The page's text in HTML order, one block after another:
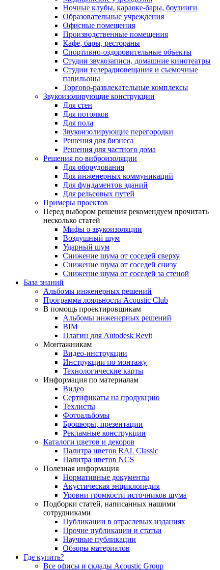
Ночные клубы, караоке-бары, боулинги
Образовательные учреждения
Офисные помещения
Производственные помещения
Кафе, бары, рестораны
Спортивно-оздоровительные объекты
Студии звукозаписи, домашние кинотеатры
Студии телерадиовещания и съемочные
павильоны
Торгово-развлекательные комплексы
Звукоизолирующие конструкции
Для стен
Для потолков
Для пола
Звукоизолирующие перегородки
Решения для бизнеса
Решения для частного дома
Решения по виброизоляции
Для оборудования
Для инженерных коммуникаций
Для фундаментов зданий
Для рельсовых путей
Примеры проектов
Перед выбором решения рекомендуем прочитать
несколько статей
Мифы о звукоизоляции
Воздушный шум
Ударный шум
Снижение шума от соседей сверху
Снижение шума от соседей снизу
Снижение шума от соседей за стеной
База знаний
Альбомы инженерных решений
Программа лояльности Acoustic Club
В помощь проектировщикам
Альбомы инженерных решений
BIM
Плагин для Autodesk Revit
Монтажникам
Видео-инструкции
Инструкции по монтажу
Технологические карты
Информация по материалам
Видео
Сертификаты на продукцию
Техлисты
Фотоальбомы
Брошюры, презентации
Рекламные конструкции
Каталоги цветов и декоров
Палитра цветов RAL Сlassic
Палитра цветов NCS
Полезная информация
Нормативные документы
Акустическая энциклопедия
Уровни громкости источников шума
Подборки статей, написанных нашими
сотрудниками
Публикации в отраслевых изданиях
Прочие публикации и статьи
Научные публикации
Обзоры материалов
Где купить?
Все офисы и склады Acoustic Group